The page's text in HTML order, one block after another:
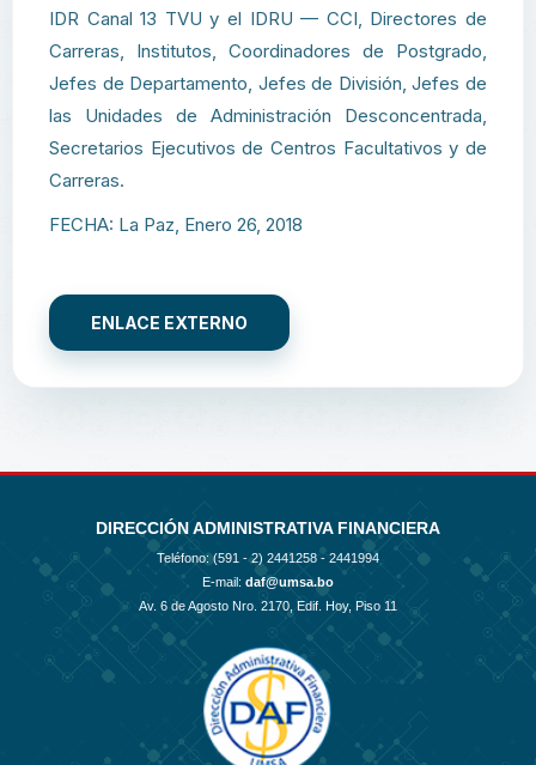
IDR Canal 13 TVU y el IDRU — CCI, Directores de
Carreras, Institutos, Coordinadores de Postgrado,
Jefes de Departamento, Jefes de División, Jefes de
las Unidades de Administración Desconcentrada,
Secretarios Ejecutivos de Centros Facultativos y de
Carreras.
FECHA: La Paz, Enero 26, 2018
ENLACE EXTERNO
DIRECCIÓN ADMINISTRATIVA FINANCIERA
Teléfono: (591 - 2) 2441258 - 2441994
E-mail: daf@umsa.bo
Av. 6 de Agosto Nro. 2170, Edif. Hoy, Piso 11